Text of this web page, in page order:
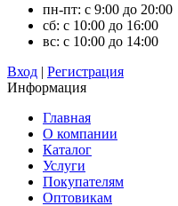
пн-пт: с 9:00 до 20:00
сб: с 10:00 до 16:00
вс: с 10:00 до 14:00
Вход | Регистрация
Информация
Главная
О компании
Каталог
Услуги
Покупателям
Оптовикам